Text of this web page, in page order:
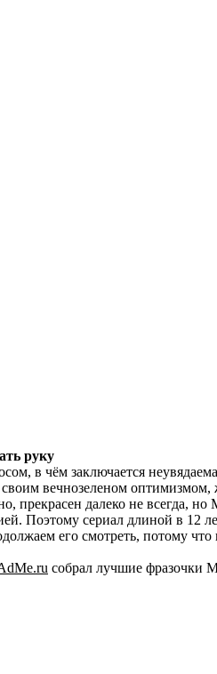
руку
в чём заключается
своим вечнозеленом
прекрасен далеко не всегда,
Поэтому сериал длиной в 12
его смотреть, потому
собрал лучшие фразочки